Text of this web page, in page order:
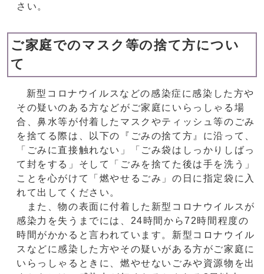
さい。
ご家庭でのマスク等の捨て方につい
て
新型コロナウイルスなどの感染症に感染した方や
その疑いのある方などがご家庭にいらっしゃる場
合、鼻水等が付着したマスクやティッシュ等のごみ
を捨てる際は、以下の『ごみの捨て方』に沿って、
「ごみに直接触れない」「ごみ袋はしっかりしばっ
て封をする」そして「ごみを捨てた後は手を洗う」
ことを心がけて「燃やせるごみ」の日に指定袋に入
れて出してください。
また、物の表面に付着した新型コロナウイルスが
感染力を失うまでには、24時間から72時間程度の
時間がかかると言われています。新型コロナウイル
スなどに感染した方やその疑いがある方がご家庭に
いらっしゃるときに、燃やせないごみや資源物を出